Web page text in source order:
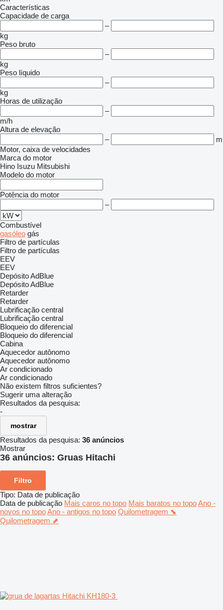
Características
Capacidade de carga
–
kg
Peso bruto
–
kg
Peso líquido
–
kg
Horas de utilização
–
m/h
Altura de elevação
–
m
Motor, caixa de velocidades
Marca do motor
Hino Isuzu Mitsubishi
Modelo do motor
Potência do motor
–
Combustível
gasóleo gás
Filtro de partículas
Filtro de partículas
EEV
EEV
Depósito AdBlue
Depósito AdBlue
Retarder
Retarder
Lubrificação central
Lubrificação central
Bloqueio do diferencial
Bloqueio do diferencial
Cabina
Aquecedor autônomo
Aquecedor autônomo
Ar condicionado
Ar condicionado
Não existem filtros suficientes?
Sugerir uma alteração
Resultados da pesquisa:
-
mostrar
Resultados da pesquisa: 36 anúncios
Mostrar
36 anúncios: Gruas Hitachi
Filtro
Tipo: Data de publicação
Data de publicação Mais caros no topo Mais baratos no topoAno -
novos no topoAno - antigos no topo Quilometragem ⬊
Quilometragem ⬈